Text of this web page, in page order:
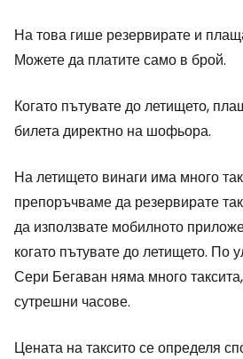
На това гише резервирате и
Можете да платите само в брой.
Когато пътувате до летището,
билета директно на шофьора.
На летището винаги има много
препоръчваме да резервирате
да използвате мобилното
когато пътувате до летището. По
Сери Бегаван няма много
сутрешни часове.
Цената на таксито се определя